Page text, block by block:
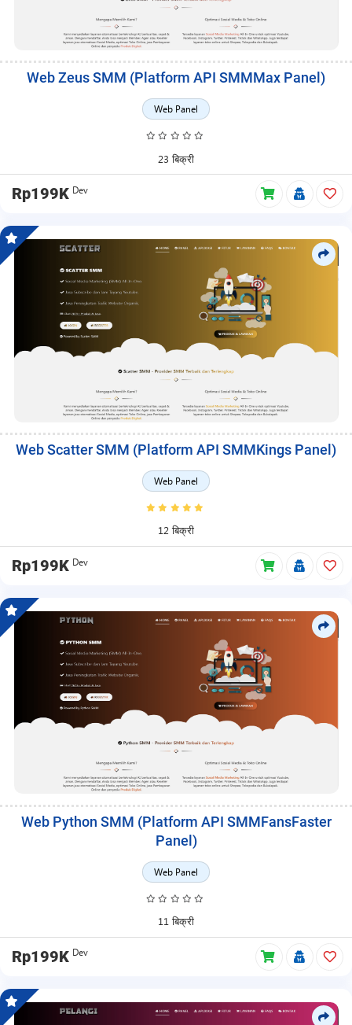
Web Zeus SMM (Platform API SMMMax Panel)
Web Panel
23 बिक्री
Rp199K Dev
Web Scatter SMM (Platform API SMMKings Panel)
Web Panel
12 बिक्री
Rp199K Dev
Web Python SMM (Platform API SMMFansFaster
Panel)
Web Panel
11 बिक्री
Rp199K Dev